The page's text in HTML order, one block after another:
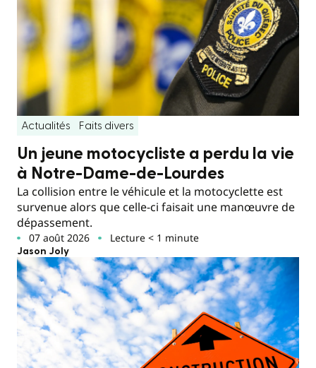
Actualités Faits divers
Un jeune motocycliste a perdu la vie
à Notre-Dame-de-Lourdes
La collision entre le véhicule et la motocyclette est
survenue alors que celle-ci faisait une manœuvre de
dépassement.
07 août 2026 Lecture < 1 minute
Jason Joly